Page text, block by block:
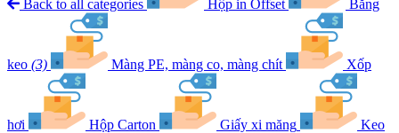
Back to all categories Hộp in Offset Băng
keo (3) Màng PE, màng co, màng chít Xốp
hơi Hộp Carton Giấy xi măng Keo